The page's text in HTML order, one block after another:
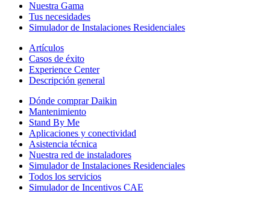
Nuestra Gama
Tus necesidades
Simulador de Instalaciones Residenciales
Artículos
Casos de éxito
Experience Center
Descripción general
Dónde comprar Daikin
Mantenimiento
Stand By Me
Aplicaciones y conectividad
Asistencia técnica
Nuestra red de instaladores
Simulador de Instalaciones Residenciales
Todos los servicios
Simulador de Incentivos CAE